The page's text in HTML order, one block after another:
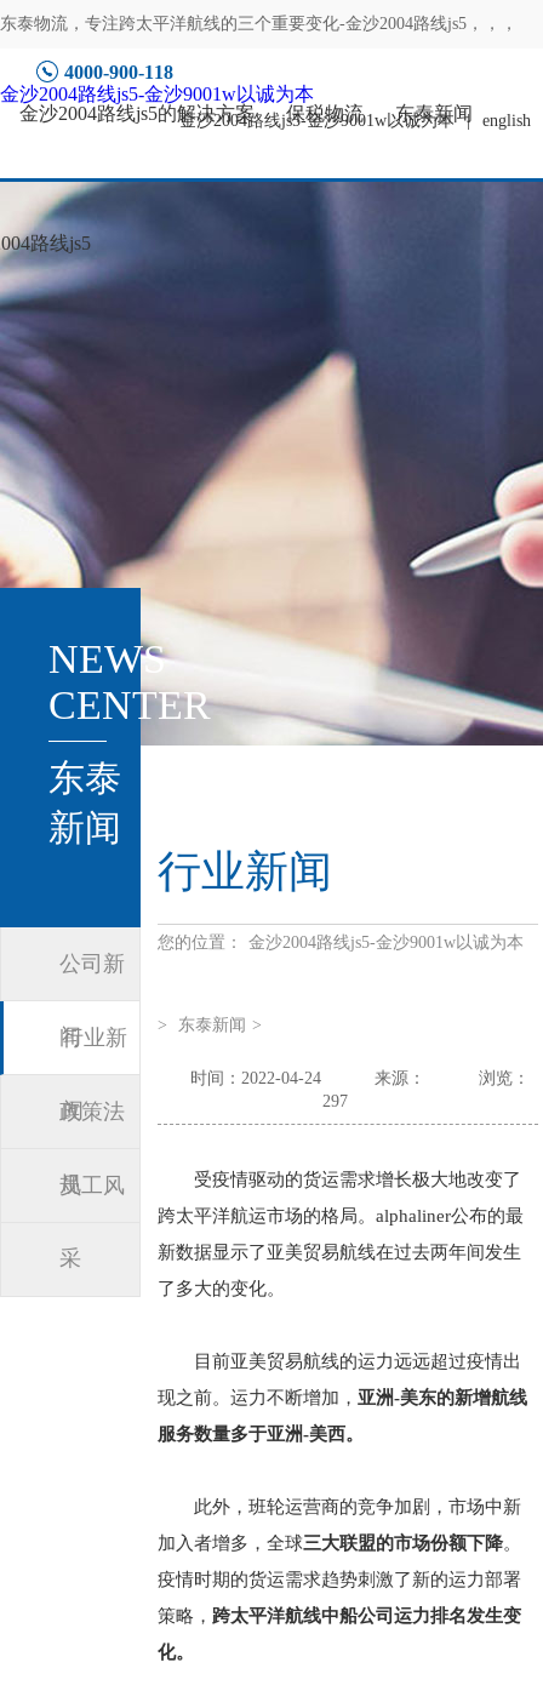
东泰物流，专注跨太平洋航线的三个重要变化-金沙2004路线js5 ，，，
4000-900-118
金沙2004路线js5-金沙9001w以诚为本 | english
金沙2004路线js5-金沙9001w以诚为本
金沙2004路线js5的解决方案
保税物流 东泰新闻
路线js5
NEWS
CENTER
东泰
新闻
公司新
闻
行业新
闻
政策法
规
员工风
采
行业新闻
您的位置： 金沙2004路线js5-金沙9001w以诚为本
> 东泰新闻 >
时间：2022-04-24 来源：
浏览：
297
受疫情驱动的货运需求增长极大地改变了
跨太平洋航运市场的格局。alphaliner公布的最
新数据显示了亚美贸易航线在过去两年间发生
了多大的变化。
目前亚美贸易航线的运力远远超过疫情出
现之前。运力不断增加， 亚洲-美东的新增航线
服务数量多于亚洲-美西。
此外，班轮运营商的竞争加剧，市场中新
加入者增多，全球三大联盟的市场份额下降。
疫情时期的货运需求趋势刺激了新的运力部署
策略， 跨太平洋航线中船公司运力排名发生变
化。